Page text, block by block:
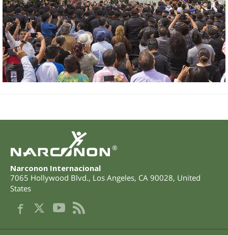
®
Narconon Internacional
7065 Hollywood Blvd., Los Angeles, CA 90028, United
States